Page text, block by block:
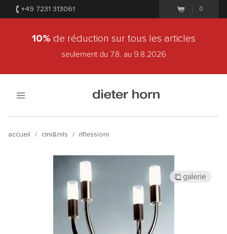
+49 7231 313061 0
10% de réduction sur tous les articles
seulement du 7.8. au 9.8.2026
accueil / cini&nils / riflessioni
galerie